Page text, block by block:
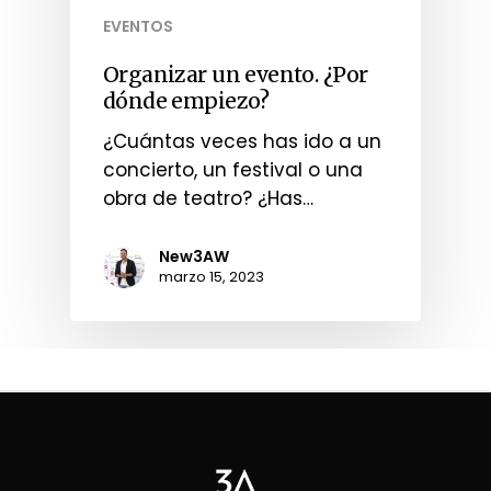
EVENTOS
Organizar un evento. ¿Por
dónde empiezo?
¿Cuántas veces has ido a un
concierto, un festival o una
obra de teatro? ¿Has…
New3AW
marzo 15, 2023